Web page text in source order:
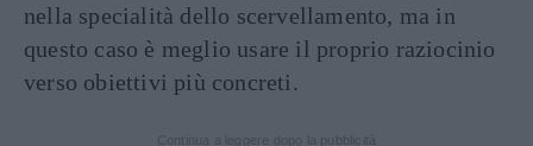
nella specialità dello scervellamento, ma in
questo caso è meglio usare il proprio raziocinio
verso obiettivi più concreti.